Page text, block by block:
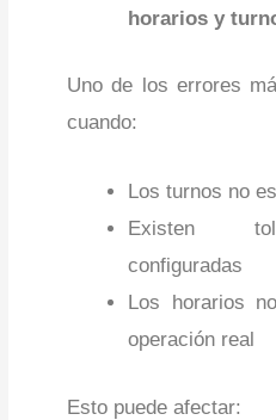
horarios y
Uno de los errores
cuando:
Los turnos no
Existen
configuradas
Los horarios
operación real
Esto puede afectar: